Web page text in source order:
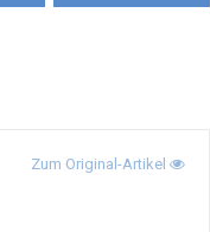
Zum Original-Artikel